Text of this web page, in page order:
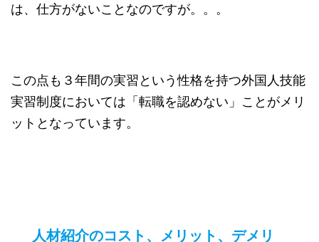
は、仕方がないことなのですが。。。
この点も３年間の実習という性格を持つ外国人技能
実習制度においては「転職を認めない」ことがメリ
ットとなっています。
人材紹介のコスト、メリット、デメリ